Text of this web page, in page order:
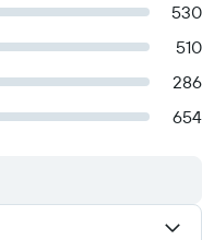
530
510
286
654